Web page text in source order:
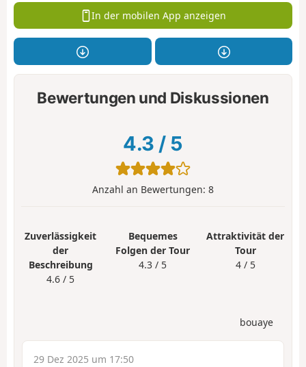
In der mobilen App anzeigen
Bewertungen und Diskussionen
4.3 / 5
Anzahl an Bewertungen: 8
Zuverlässigkeit
der
Beschreibung
4.6 / 5
Bequemes
Folgen der Tour
4.3 / 5
Attraktivität der
Tour
4 / 5
bouaye
29 Dez 2025 um 17:50